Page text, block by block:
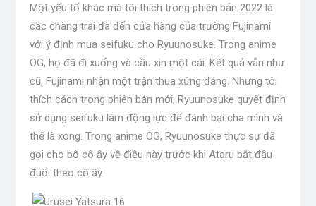
Một yếu tố khác mà tôi thích trong phiên bản 2022 là
các chàng trai đã đến cửa hàng của trường Fujinami
với ý định mua seifuku cho Ryuunosuke. Trong anime
OG, họ đã đi xuống và cầu xin một cái. Kết quả vẫn như
cũ, Fujinami nhận một trận thua xứng đáng. Nhưng tôi
thích cách trong phiên bản mới, Ryuunosuke quyết định
sử dụng seifuku làm động lực để đánh bại cha mình và
thế là xong. Trong anime OG, Ryuunosuke thực sự đã
gọi cho bố cô ấy về điều này trước khi Ataru bắt đầu
đuổi theo cô ấy.